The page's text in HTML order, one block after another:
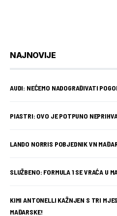
NAJNOVIJE
AUDI: NEĆEMO NADOGRAĐIVATI
PIASTRI: OVO JE POTPUNO
LANDO NORRIS POBJEDNIK VN
SLUŽBENO: FORMULA 1 SE VRAĆA U
KIMI ANTONELLI KAŽNJEN S TRI
MAĐARSKE!